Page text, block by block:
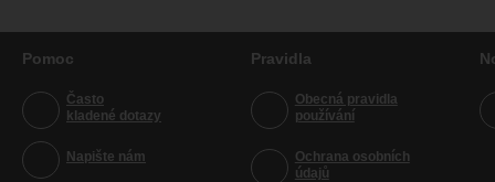
Pomoc
Často
kladené dotazy
Napište nám
Pravidla
Obecná pravidla
používání
Ochrana osobních
údajů